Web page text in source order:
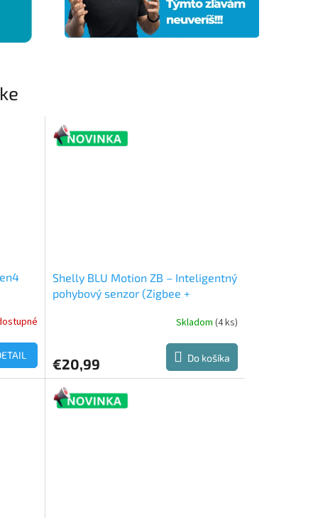
Shelly BLU Motion ZB – Inteligentný
pohybový senzor (Zigbee +
Skladom (4 ks)
€20,99 Do košíka